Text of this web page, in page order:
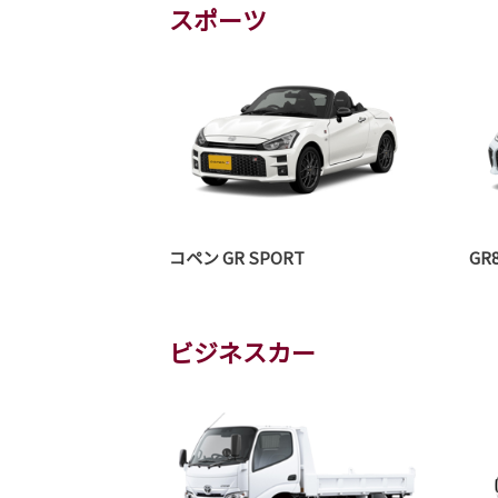
スポーツ
コペン GR SPORT
ビジネスカー